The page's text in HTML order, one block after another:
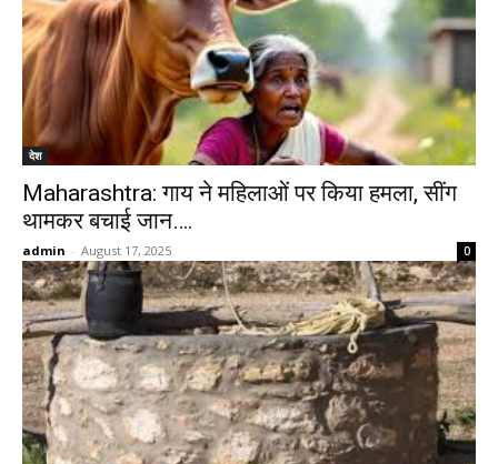
देश
Maharashtra: गाय ने महिलाओं पर किया हमला, सींग
थामकर बचाई जान….
admin - August 17, 2025 0